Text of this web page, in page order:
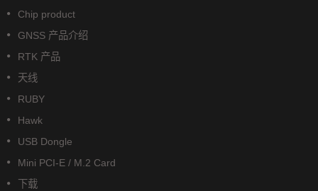
Chip product
GNSS 产品介绍
RTK 产品
天线
RUBY
Hawk
USB Dongle
Mini PCI-E / M.2 Card
下载